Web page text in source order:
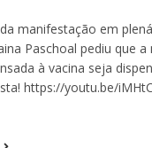
manifestação em
Paschoal pediu que a
à vacina seja
https://youtu.be/